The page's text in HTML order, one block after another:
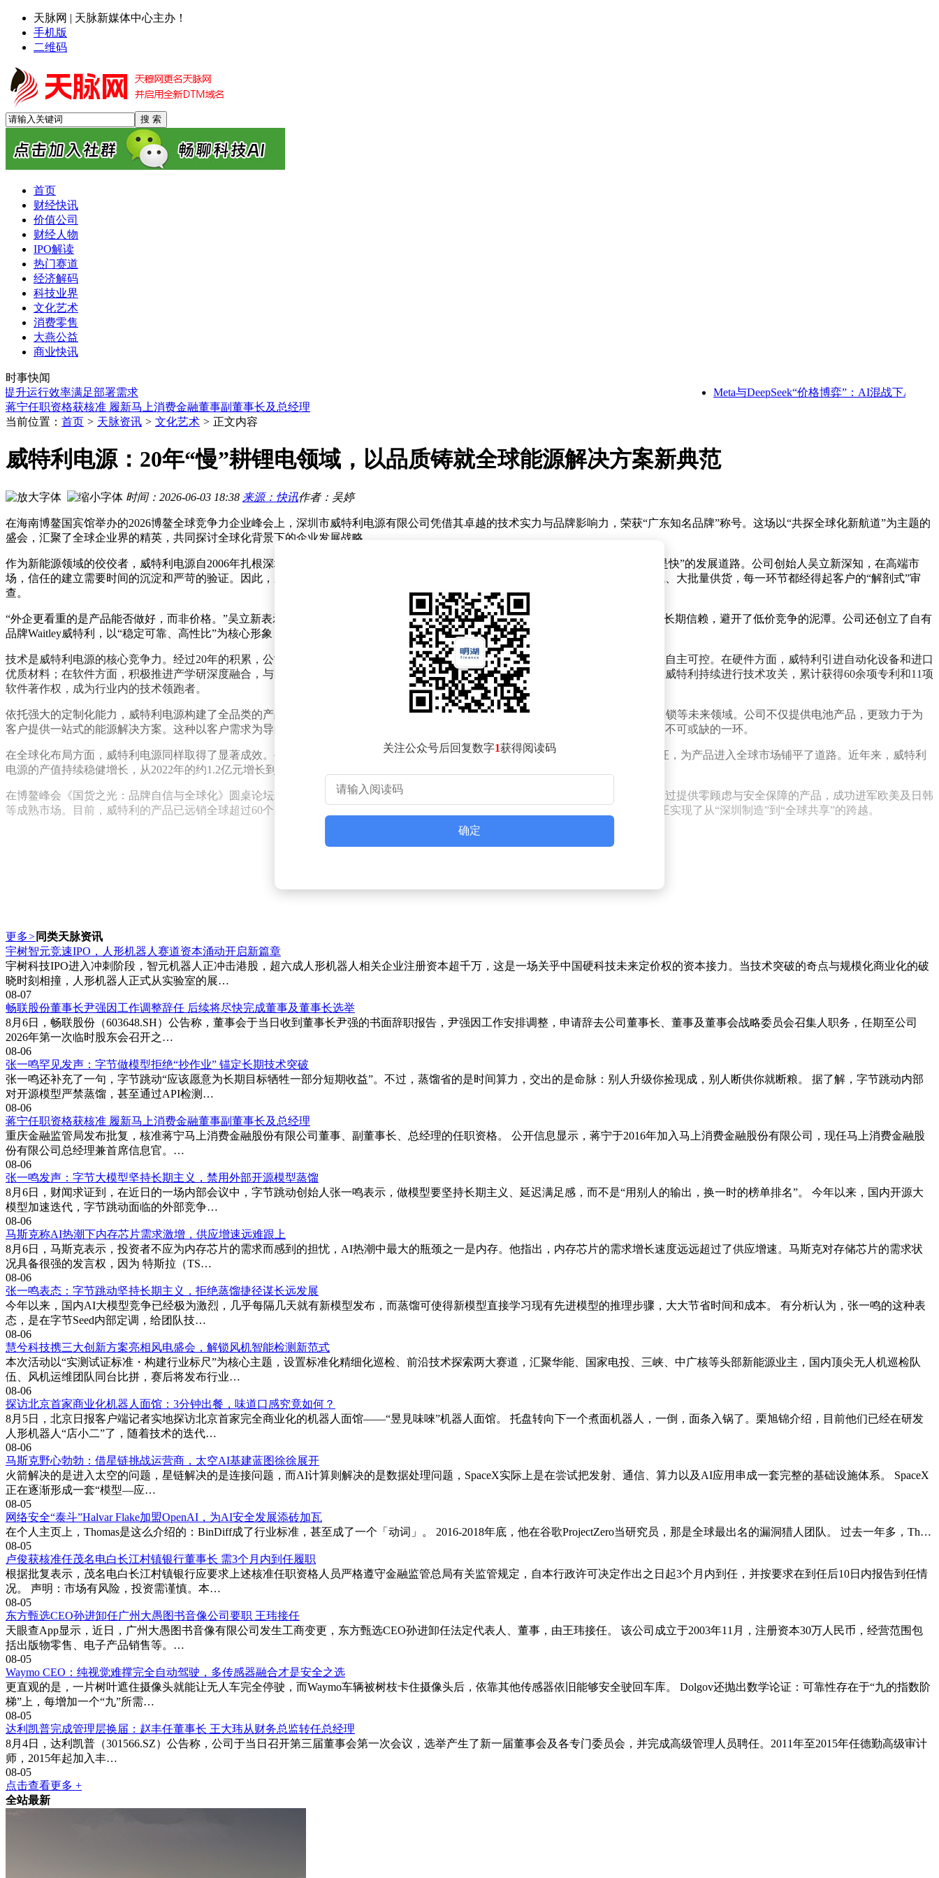
天脉网 | 天脉新媒体中心主办！
手机版
二维码
首页
财经快讯
价值公司
财经人物
IPO解读
热门赛道
经济解码
科技业界
文化艺术
消费零售
大燕公益
商业快讯
时事快闻
行效率满足部署需求
Meta与DeepSeek“价格博弈”：AI混战下Agent成竞
马斯克野心勃勃：借星链挑战运营商，太空AI基建蓝图徐徐展开
畅联股份董事长尹强因工作调整辞任 后续将尽快完成董事及董事长选举
张一鸣罕见发声：字节做模型拒绝“抄作业” 锚定长期技术突破
蒋宁任职资格获核准 履新马上消费金融董事副董事长及总经理
张一鸣发声：字节大模型坚持长期主义，禁用外部开源模型蒸馏
张一鸣表态：字节跳动坚持长期主义，拒绝蒸馏捷径谋长远发展
慧兮科技携三大创新方案亮相风电盛会，解锁风机智能检测新范式
马斯克野心勃勃：借星链挑战运营商，太空AI基建蓝图徐徐展开
当前位置： 首页 > 天脉资讯 > 文化艺术 > 正文内容
威特利电源：20年“慢”耕锂电领域，以品质铸就全球能源解决方案新典范
时间：2026-06-03 18:38 来源：快讯作者：吴婷
在海南博鳌国宾馆举办的2026博鳌全球竞争力企业峰会上，深圳市威特利电源有限公司凭借其卓越的技术实力与品牌影响力，荣获“广东知名品牌”称号。这场以“共探全球化新航道”为主题的
盛会，汇聚了全球企业界的精英，共同探讨全球化背景下的企业发展战略。
作为新能源领域的佼佼者，威特利电源自2006年扎根深圳宝安钟屋工业园以来，始终秉持“精益求精”的理念，走出了一条独特的“慢即是快”的发展道路。公司创始人吴立新深知，在高端市
场，信任的建立需要时间的沉淀和严苛的验证。因此，威特利电源主动配合客户进行长达半年的验证周期，从立项、打样到小试、中试、大批量供货，每一环节都经得起客户的“解剖式”审
查。
“外企更看重的是产品能否做好，而非价格。”吴立新表示。正是这种对品质的执着追求，让威特利电源在欧美及日韩等成熟市场赢得了长期信赖，避开了低价竞争的泥潭。公司还创立了自有
品牌Waitley威特利，以“稳定可靠、高性比”为核心形象，逐步在全球市场站稳脚跟。
技术是威特利电源的核心竞争力。经过20年的积累，公司组建了一支经验丰富的核心团队，拥有10年以上行业经验，实现了核心技术的自主可控。在硬件方面，威特利引进自动化设备和进口
优质材料；在软件方面，积极推进产学研深度融合，与国内多所知名高校建立战略合作。围绕锂电池材料、安全性能优化等关键领域，威特利持续进行技术攻关，累计获得60余项专利和11项
软件著作权，成为行业内的技术领跑者。
依托强大的定制化能力，威特利电源构建了全品类的产品矩阵，涵盖家庭储能、太阳能系统、电动工具、无人机以及AI机器人、智能门锁等未来领域。公司不仅提供电池产品，更致力于为
客户提供一站式的能源解决方案。这种以客户需求为导向的研发模式，使得威特利的产品广泛应用于各类智能终端，成为全球供应链中不可或缺的一环。
在全球化布局方面，威特利电源同样取得了显著成效。公司成功获得UL、CE、FCC、PSE等国际安规认证及RoHS、REACH等环保认证，为产品进入全球市场铺平了道路。近年来，威特利
电源的产值持续稳健增长，从2022年的约1.2亿元增长到2024年的约1.8亿元，连续三年实现稳健攀升，印证了高品质路线的正确性。
在博鳌峰会《国货之光：品牌自信与全球化》圆桌论坛上，吴立新表示，企业出海是拒绝国内价格战内卷的最有效方法。威特利电源通过提供零顾虑与安全保障的产品，成功进军欧美及日韩
等成熟市场。目前，威特利的产品已远销全球超过60个国家和地区，构建了“线上多渠道+全球超千家线下代理商”的稳固服务网络，真正实现了从“深圳制造”到“全球共享”的跨越。
关注公众号后回复数字1获得阅读码
确定
更多> 同类天脉资讯
宇树智元竞速IPO，人形机器人赛道资本涌动开启新篇章
宇树科技IPO进入冲刺阶段，智元机器人正冲击港股，超六成人形机器人相关企业注册资本超千万，这是一场关乎中国硬科技未来定价权的资本接力。当技术突破的奇点与规模化商业化的破
晓时刻相撞，人形机器人正式从实验室的展…
08-07
畅联股份董事长尹强因工作调整辞任 后续将尽快完成董事及董事长选举
8月6日，畅联股份（603648.SH）公告称，董事会于当日收到董事长尹强的书面辞职报告，尹强因工作安排调整，申请辞去公司董事长、董事及董事会战略委员会召集人职务，任期至公司
2026年第一次临时股东会召开之…
08-06
张一鸣罕见发声：字节做模型拒绝“抄作业” 锚定长期技术突破
张一鸣还补充了一句，字节跳动“应该愿意为长期目标牺牲一部分短期收益”。不过，蒸馏省的是时间算力，交出的是命脉：别人升级你捡现成，别人断供你就断粮。 据了解，字节跳动内部
对开源模型严禁蒸馏，甚至通过API检测…
08-06
蒋宁任职资格获核准 履新马上消费金融董事副董事长及总经理
重庆金融监管局发布批复，核准蒋宁马上消费金融股份有限公司董事、副董事长、总经理的任职资格。 公开信息显示，蒋宁于2016年加入马上消费金融股份有限公司，现任马上消费金融股
份有限公司总经理兼首席信息官。…
08-06
张一鸣发声：字节大模型坚持长期主义，禁用外部开源模型蒸馏
8月6日，财闻求证到，在近日的一场内部会议中，字节跳动创始人张一鸣表示，做模型要坚持长期主义、延迟满足感，而不是“用别人的输出，换一时的榜单排名”。 今年以来，国内开源大
模型加速迭代，字节跳动面临的外部竞争…
08-06
马斯克称AI热潮下内存芯片需求激增，供应增速远难跟上
8月6日，马斯克表示，投资者不应为内存芯片的需求而感到的担忧，AI热潮中最大的瓶颈之一是内存。他指出，内存芯片的需求增长速度远远超过了供应增速。马斯克对存储芯片的需求状
况具备很强的发言权，因为 特斯拉（TS…
08-06
张一鸣表态：字节跳动坚持长期主义，拒绝蒸馏捷径谋长远发展
今年以来，国内AI大模型竞争已经极为激烈，几乎每隔几天就有新模型发布，而蒸馏可使得新模型直接学习现有先进模型的推理步骤，大大节省时间和成本。 有分析认为，张一鸣的这种表
态，是在字节Seed内部定调，给团队技…
08-06
慧兮科技携三大创新方案亮相风电盛会，解锁风机智能检测新范式
本次活动以“实测试证标准・构建行业标尺”为核心主题，设置标准化精细化巡检、前沿技术探索两大赛道，汇聚华能、国家电投、三峡、中广核等头部新能源业主，国内顶尖无人机巡检队
伍、风机运维团队同台比拼，赛后将发布行业…
08-06
探访北京首家商业化机器人面馆：3分钟出餐，味道口感究竟如何？
8月5日，北京日报客户端记者实地探访北京首家完全商业化的机器人面馆——“昱見味唻”机器人面馆。 托盘转向下一个煮面机器人，一倒，面条入锅了。栗旭锦介绍，目前他们已经在研发
人形机器人“店小二”了，随着技术的迭代…
08-06
马斯克野心勃勃：借星链挑战运营商，太空AI基建蓝图徐徐展开
火箭解决的是进入太空的问题，星链解决的是连接问题，而AI计算则解决的是数据处理问题，SpaceX实际上是在尝试把发射、通信、算力以及AI应用串成一套完整的基础设施体系。 SpaceX
正在逐渐形成一套“模型—应…
08-05
网络安全“泰斗”Halvar Flake加盟OpenAI，为AI安全发展添砖加瓦
在个人主页上，Thomas是这么介绍的：BinDiff成了行业标准，甚至成了一个「动词」。 2016-2018年底，他在谷歌ProjectZero当研究员，那是全球最出名的漏洞猎人团队。 过去一年多，Th…
08-05
卢俊获核准任茂名电白长江村镇银行董事长 需3个月内到任履职
根据批复表示，茂名电白长江村镇银行应要求上述核准任职资格人员严格遵守金融监管总局有关监管规定，自本行政许可决定作出之日起3个月内到任，并按要求在到任后10日内报告到任情
况。 声明：市场有风险，投资需谨慎。本…
08-05
东方甄选CEO孙进卸任广州大愚图书音像公司要职 王玮接任
天眼查App显示，近日，广州大愚图书音像有限公司发生工商变更，东方甄选CEO孙进卸任法定代表人、董事，由王玮接任。 该公司成立于2003年11月，注册资本30万人民币，经营范围包
括出版物零售、电子产品销售等。…
08-05
Waymo CEO：纯视觉难撑完全自动驾驶，多传感器融合才是安全之选
更直观的是，一片树叶遮住摄像头就能让无人车完全停驶，而Waymo车辆被树枝卡住摄像头后，依靠其他传感器依旧能够安全驶回车库。 Dolgov还抛出数学论证：可靠性存在于“九的指数阶
梯”上，每增加一个“九”所需…
08-05
达利凯普完成管理层换届：赵丰任董事长 王大玮从财务总监转任总经理
8月4日，达利凯普（301566.SZ）公告称，公司于当日召开第三届董事会第一次会议，选举产生了新一届董事会及各专门委员会，并完成高级管理人员聘任。2011年至2015年任德勤高级审计
师，2015年起加入丰…
08-05
点击查看更多 +
全站最新